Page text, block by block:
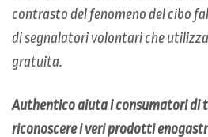
contrasto del fenomeno del cibo
di segnalatori volontari che
gratuita.
Authenticoaiuta i consumatori di
riconoscere i veri prodotti